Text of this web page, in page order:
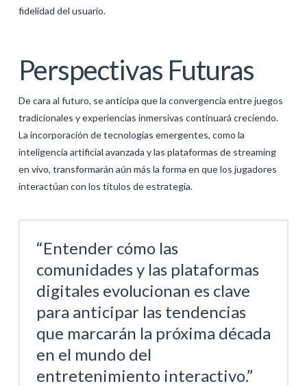
fidelidad del usuario.
Perspectivas Futuras
De cara al futuro, se anticipa que la convergencia entre juegos
tradicionales y experiencias inmersivas continuará creciendo.
La incorporación de tecnologías emergentes, como la
inteligencia artificial avanzada y las plataformas de streaming
en vivo, transformarán aún más la forma en que los jugadores
interactúan con los títulos de estrategia.
“Entender cómo las
comunidades y las plataformas
digitales evolucionan es clave
para anticipar las tendencias
que marcarán la próxima década
en el mundo del
entretenimiento interactivo.”